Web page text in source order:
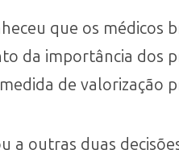
que os médicos
da importância dos
de valorização
a outras duas